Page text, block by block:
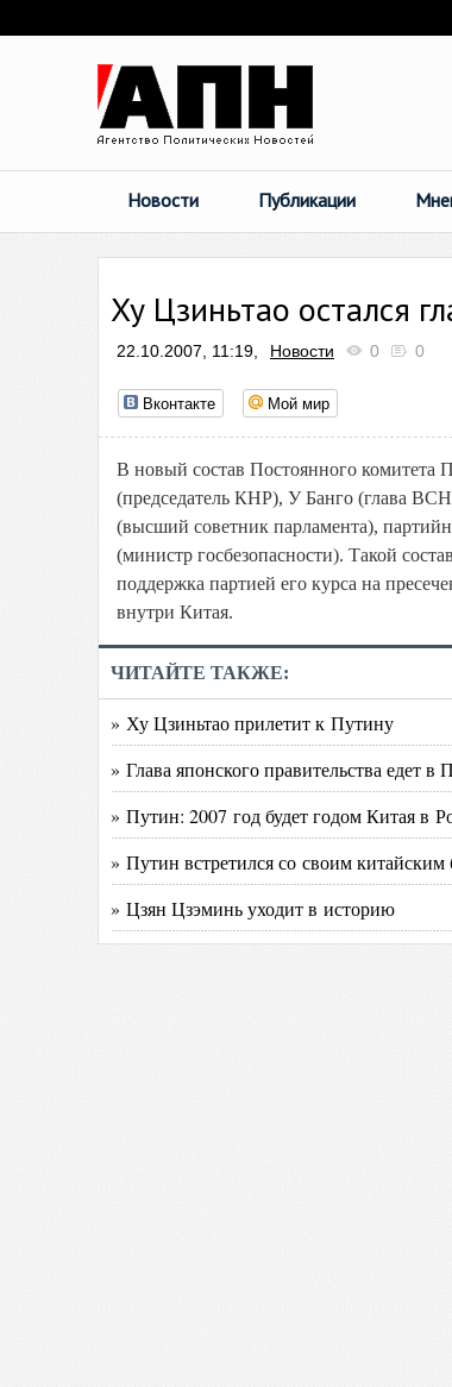
Новости Публикации
Ху Цзиньтао остался
22.10.2007, 11:19, Новости 0 0
Вконтакте Мой мир
В новый состав Постоянного
(председатель КНР), У Банго (глава
(высший советник парламента),
(министр госбезопасности). Такой
поддержка партией его курса на
внутри Китая.
ЧИТАЙТЕ ТАКЖЕ:
» Ху Цзиньтао прилетит к Путину
» Глава японского правительства едет в
» Путин: 2007 год будет годом Китая в
» Путин встретился со своим китайским
» Цзян Цзэминь уходит в историю